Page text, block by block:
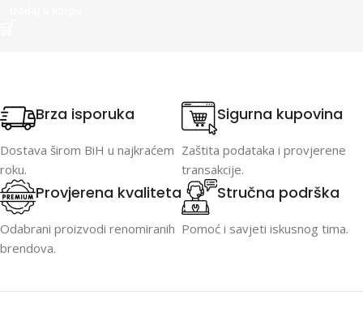
Brza isporuka
Dostava širom BiH u najkraćem
roku.
Sigurna kupovina
Zaštita podataka i provjerene
transakcije.
Provjerena kvaliteta
Odabrani proizvodi renomiranih
brendova.
Stručna podrška
Pomoć i savjeti iskusnog tima.